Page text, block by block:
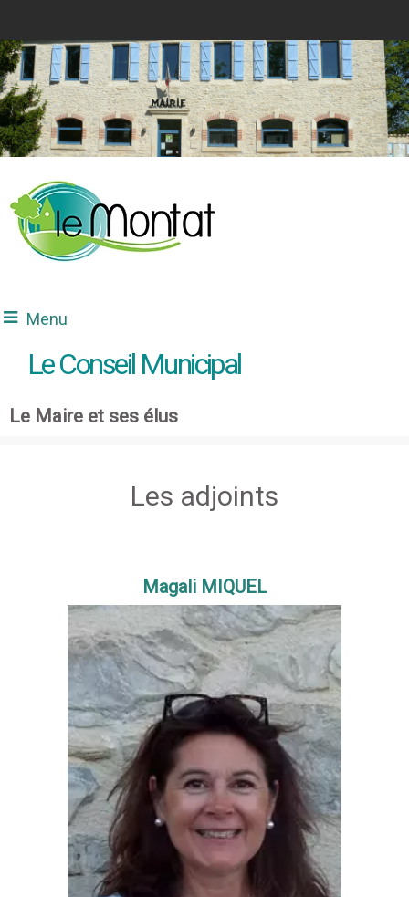
Menu
Le Conseil Municipal
Le Maire et ses élus
Les adjoints
Magali MIQUEL